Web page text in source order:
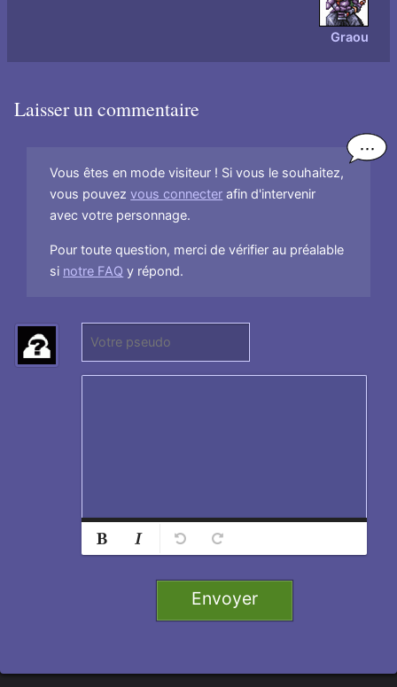
Graou
Laisser un commentaire
Vous êtes en mode visiteur ! Si vous le souhaitez,
vous pouvezvous connecter afin d'intervenir
avec votre personnage.
Pour toute question, merci de vérifier au préalable
si notre FAQ y répond.
c
Normal
Titre 1
Titre 2
Ajouter
Retirer
Envoyer